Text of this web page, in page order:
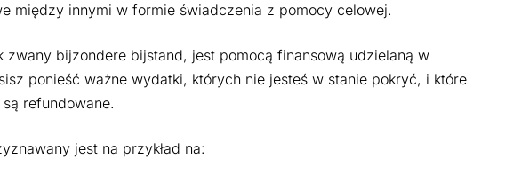
między innymi w formie świadczenia z pomocy celowej.
zwany bijzondere bijstand, jest pomocą finansową udzielaną w
ponieść ważne wydatki, których nie jesteś w stanie pokryć, i które
refundowane.
jest na przykład na: